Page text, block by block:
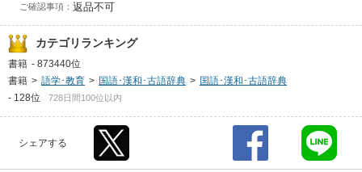
ご確認事項： 返品不可
カテゴリランキング
書籍 - 873440位
書籍 > 語学･教育 > 国語･漢和･古語辞典 > 国語･漢和･古語辞典
- 128位 728日間100位以内
シェアする